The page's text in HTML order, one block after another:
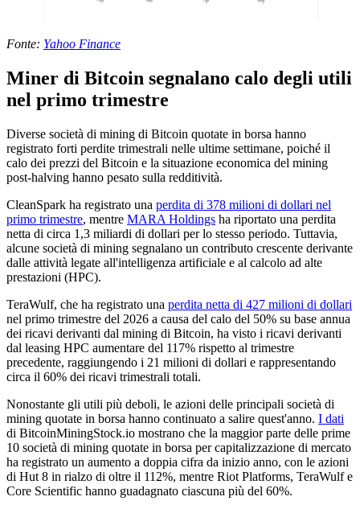
Fonte: Yahoo Finance
Miner di Bitcoin segnalano calo degli utili
nel primo trimestre
Diverse società di mining di Bitcoin quotate in borsa hanno
registrato forti perdite trimestrali nelle ultime settimane, poiché il
calo dei prezzi del Bitcoin e la situazione economica del mining
post-halving hanno pesato sulla redditività.
CleanSpark ha registrato una perdita di 378 milioni di dollari nel
primo trimestre, mentre MARA Holdings ha riportato una perdita
netta di circa 1,3 miliardi di dollari per lo stesso periodo. Tuttavia,
alcune società di mining segnalano un contributo crescente derivante
dalle attività legate all'intelligenza artificiale e al calcolo ad alte
prestazioni (HPC).
TeraWulf, che ha registrato una perdita netta di 427 milioni di dollari
nel primo trimestre del 2026 a causa del calo del 50% su base annua
dei ricavi derivanti dal mining di Bitcoin, ha visto i ricavi derivanti
dal leasing HPC aumentare del 117% rispetto al trimestre
precedente, raggiungendo i 21 milioni di dollari e rappresentando
circa il 60% dei ricavi trimestrali totali.
Nonostante gli utili più deboli, le azioni delle principali società di
mining quotate in borsa hanno continuato a salire quest'anno. I dati
di BitcoinMiningStock.io mostrano che la maggior parte delle prime
10 società di mining quotate in borsa per capitalizzazione di mercato
ha registrato un aumento a doppia cifra da inizio anno, con le azioni
di Hut 8 in rialzo di oltre il 112%, mentre Riot Platforms, TeraWulf e
Core Scientific hanno guadagnato ciascuna più del 60%.